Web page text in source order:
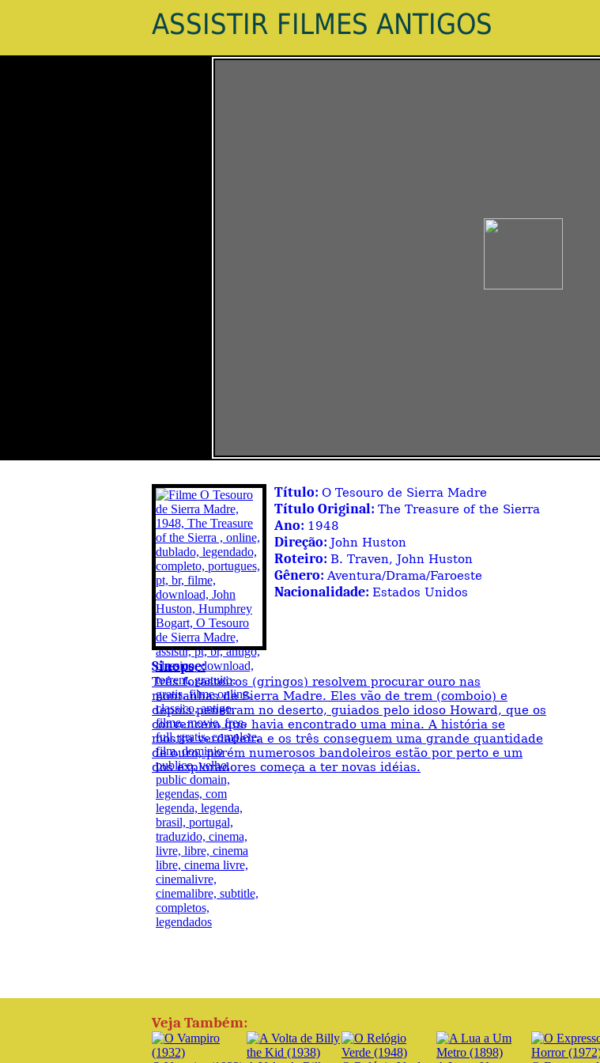
ASSISTIR FILMES ANTIGOS
Título: O Tesouro de Sierra Madre
Título Original: The Treasure of the Sierra
Ano: 1948
Direção: John Huston
Roteiro: B. Traven, John Huston
Gênero:Aventura/Drama/Faroeste
Nacionalidade: Estados Unidos
Sinopse:
Três forasteiros (gringos) resolvem procurar ouro nas
montanhas de Sierra Madre. Eles vão de trem (comboio) e
depois penetram no deserto, guiados pelo idoso Howard, que os
convencera que havia encontrado uma mina. A história se
mostra verdadeira e os três conseguem uma grande quantidade
de ouro, porém numerosos bandoleiros estão por perto e um
dos exploradores começa a ter novas idéias.
Veja Também: